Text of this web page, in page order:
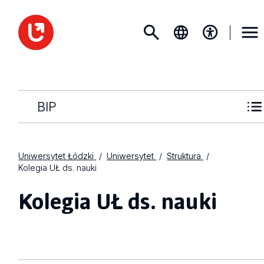
BIP
Uniwersytet Łódzki Uniwersytet
Struktura
Kolegia UŁ ds. nauki
Kolegia UŁ ds. nauki